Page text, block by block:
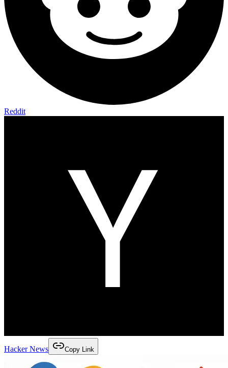
Reddit
Hacker News Copy Link